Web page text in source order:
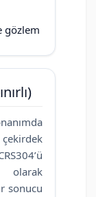
gözlem
olarak
sonucu